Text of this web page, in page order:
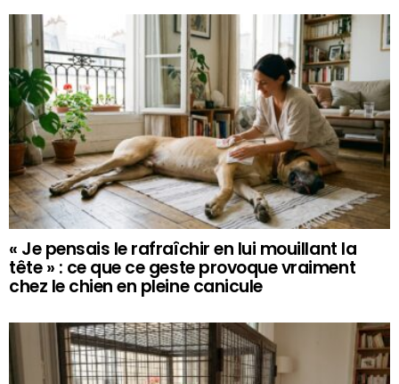
« Je pensais le rafraîchir en lui mouillant la
tête » : ce que ce geste provoque vraiment
chez le chien en pleine canicule